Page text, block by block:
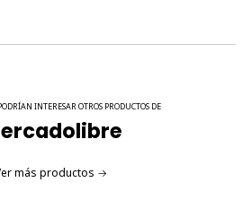
INTERESAR OTROS PRODUCTOS DE
más productos